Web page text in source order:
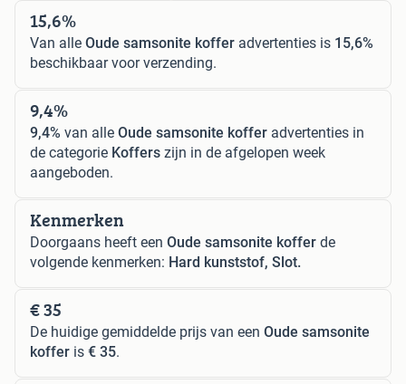
15,6%
Van alle Oude samsonite koffer advertenties is 15,6%
beschikbaar voor verzending.
9,4%
9,4% van alle Oude samsonite koffer advertenties in
de categorie Koffers zijn in de afgelopen week
aangeboden.
Kenmerken
Doorgaans heeft een Oude samsonite koffer de
volgende kenmerken: Hard kunststof, Slot.
€ 35
De huidige gemiddelde prijs van een Oude samsonite
koffer is € 35.